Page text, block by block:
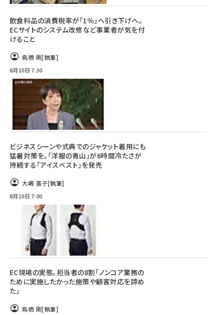
飲食料品の消費税率が「1％」へ引き下げへ。
ECサイトのシステム改修など事業者が気を付
けること
鳥栖 剛[執筆]
8月10日 7:30
ビジネスシーンや式典でのジャケット着用にも
猛暑対策を。「洋服の青山」が6時間冷たさが
持続する「アイスベスト」を発売
大嶋 喜子[執筆]
8月10日 7:00
EC現場の実態。担当者の8割「ノンコア業務の
ために実施したかった施策や顧客対応を諦め
た」
鳥栖 剛[執筆]